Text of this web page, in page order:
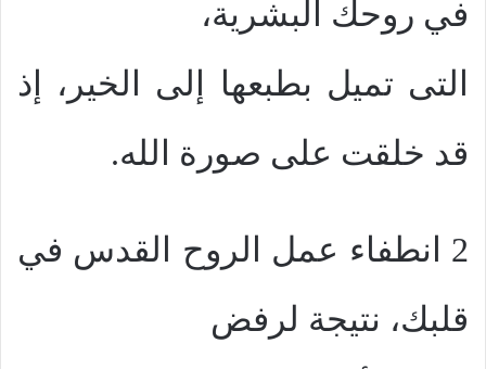
في روحك البشرية،
التى تميل بطبعها إلى الخير، إذ
قد خلقت على صورة الله.
2 انطفاء عمل الروح القدس في
قلبك، نتيجة لرفض